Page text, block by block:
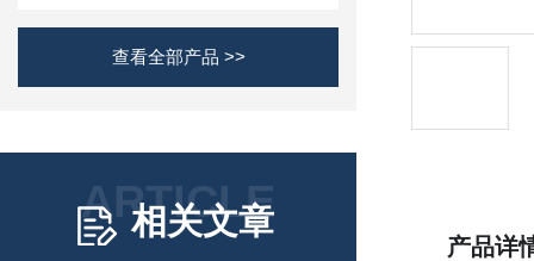
查看全部产品 >>
ARTICLE
相关文章
产品详